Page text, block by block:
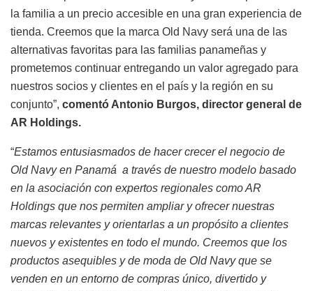
la familia a un precio accesible en una gran experiencia de
tienda. Creemos que la marca Old Navy será una de las
alternativas favoritas para las familias panameñas y
prometemos continuar entregando un valor agregado para
nuestros socios y clientes en el país y la región en su
conjunto”, comentó Antonio Burgos, director general de
AR Holdings.
“Estamos entusiasmados de hacer crecer el negocio de
Old Navy en Panamá a través de nuestro modelo basado
en la asociación con expertos regionales como AR
Holdings que nos permiten ampliar y ofrecer nuestras
marcas relevantes y orientarlas a un propósito a clientes
nuevos y existentes en todo el mundo. Creemos que los
productos asequibles y de moda de Old Navy que se
venden en un entorno de compras único, divertido y